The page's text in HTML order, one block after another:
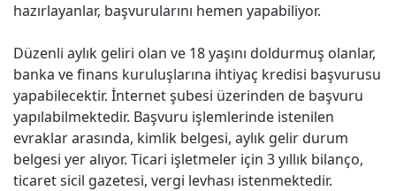
hazırlayanlar, başvurularını hemen yapabiliyor.
Düzenli aylık geliri olan ve 18 yaşını doldurmuş olanlar,
banka ve finans kuruluşlarına ihtiyaç kredisi başvurusu
yapabilecektir. İnternet şubesi üzerinden de başvuru
yapılabilmektedir. Başvuru işlemlerinde istenilen
evraklar arasında, kimlik belgesi, aylık gelir durum
belgesi yer alıyor. Ticari işletmeler için 3 yıllık bilanço,
ticaret sicil gazetesi, vergi levhası istenmektedir.